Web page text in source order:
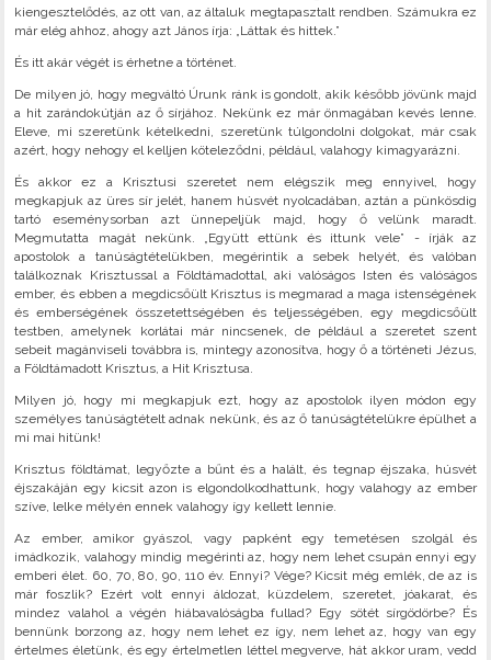
kiengesztelődés, az ott van, az általuk megtapasztalt rendben. Számukra ez
már elég ahhoz, ahogy azt János írja: „Láttak és hittek.”
És itt akár végét is érhetne a történet.
De milyen jó, hogy megváltó Úrunk ránk is gondolt, akik később jövünk majd
a hit zarándokútján az ő sírjához. Nekünk ez már önmagában kevés lenne.
Eleve, mi szeretünk kételkedni, szeretünk túlgondolni dolgokat, már csak
azért, hogy nehogy el kelljen köteleződni, például, valahogy kimagyarázni.
És akkor ez a Krisztusi szeretet nem elégszik meg ennyivel, hogy
megkapjuk az üres sír jelét, hanem húsvét nyolcadában, aztán a pünkösdig
tartó eseménysorban azt ünnepeljük majd, hogy ő velünk maradt.
Megmutatta magát nekünk. „Együtt ettünk és ittunk vele” - írják az
apostolok a tanúságtételükben, megérintik a sebek helyét, és valóban
találkoznak Krisztussal a Földtámadottal, aki valóságos Isten és valóságos
ember, és ebben a megdicsőült Krisztus is megmarad a maga istenségének
és emberségének összetettségében és teljességében, egy megdicsőült
testben, amelynek korlátai már nincsenek, de például a szeretet szent
sebeit magánviseli továbbra is, mintegy azonosítva, hogy ő a történeti Jézus,
a Földtámadott Krisztus, a Hit Krisztusa.
Milyen jó, hogy mi megkapjuk ezt, hogy az apostolok ilyen módon egy
személyes tanúságtételt adnak nekünk, és az ő tanúságtételükre épülhet a
mi mai hitünk!
Krisztus földtámat, legyőzte a bűnt és a halált, és tegnap éjszaka, húsvét
éjszakáján egy kicsit azon is elgondolkodhattunk, hogy valahogy az ember
szíve, lelke mélyén ennek valahogy így kellett lennie.
Az ember, amikor gyászol, vagy papként egy temetésen szolgál és
imádkozik, valahogy mindig megérinti az, hogy nem lehet csupán ennyi egy
emberi élet. 60, 70, 80, 90, 110 év. Ennyi? Vége? Kicsit még emlék, de az is
már foszlik? Ezért volt ennyi áldozat, küzdelem, szeretet, jóakarat, és
mindez valahol a végén hiábavalóságba fullad? Egy sötét sírgödörbe? És
bennünk borzong az, hogy nem lehet ez így, nem lehet az, hogy van egy
értelmes életünk, és egy értelmetlen léttel megverve, hát akkor uram, vedd